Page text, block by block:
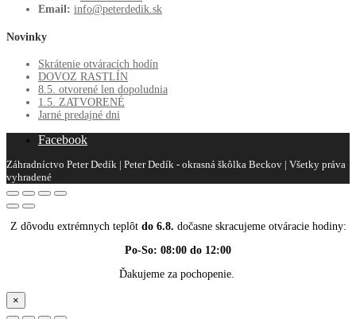
Email: info@peterdedik.sk
Novinky
Skrátenie otváracích hodín
DOVOZ RASTLÍN
8.5. otvorené len dopoludnia
1.5. ZATVORENÉ
Jarné predajné dni
Facebook
Záhradníctvo Peter Dedík | Peter Dedík - okrasná škôlka Beckov | Všetky práva
vyhradené
Z dôvodu extrémnych teplôt do 6.8. dočasne skracujeme otváracie hodiny:
Po-So: 08:00 do 12:00
Ďakujeme za pochopenie.
×